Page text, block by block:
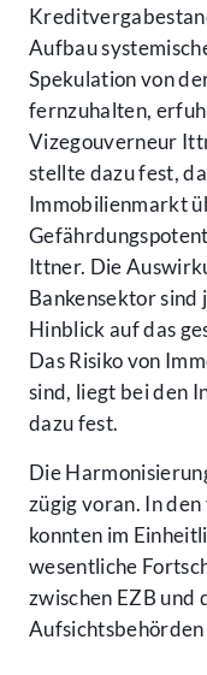
Aufbau
Spekulation von
fernzuhalten,
Vizegouverneur
stellte dazu fest,
Immobilienmarkt
Ittner. Die
Bankensektor sind
Hinblick auf das
Das Risiko von
sind, liegt bei den
dazu fest.
Die
zügig voran. In
konnten im
wesentliche
zwischen EZB und